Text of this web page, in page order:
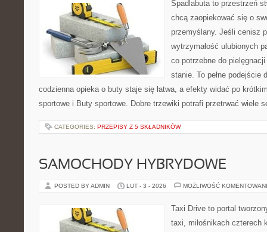
Spadlabuta to przestrzeń
chcą zaopiekować się o
przemyślany. Jeśli cenisz
wytrzymałość ulubionych
co potrzebne do
stanie. To pełne podejście
codzienna opieka o buty staje się łatwa, a efekty widać po
sportowe i Buty sportowe. Dobre trzewiki potrafi przetrwać wiele
CATEGORIES: PRZEPISY Z 5 SKŁADNIKÓW
SAMOCHODY HYBRYDOWE
POSTED BY ADMIN LUT - 3 - 2026 MOŻLIWOŚĆ
Taxi Drive to portal
taxi, miłośnikach czterech